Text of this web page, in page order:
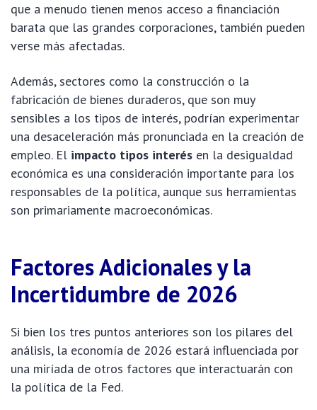
que a menudo tienen menos acceso a financiación
barata que las grandes corporaciones, también pueden
verse más afectadas.
Además, sectores como la construcción o la
fabricación de bienes duraderos, que son muy
sensibles a los tipos de interés, podrían experimentar
una desaceleración más pronunciada en la creación de
empleo. El impacto tipos interés en la desigualdad
económica es una consideración importante para los
responsables de la política, aunque sus herramientas
son primariamente macroeconómicas.
Factores Adicionales y la
Incertidumbre de 2026
Si bien los tres puntos anteriores son los pilares del
análisis, la economía de 2026 estará influenciada por
una miríada de otros factores que interactuarán con
la política de la Fed.